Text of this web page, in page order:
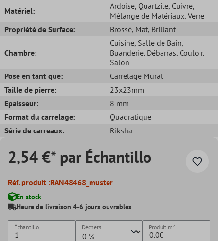
Matériel:
Ardoise, Quartzite, Cuivre,
Mélange de Matériaux, Verre
Propriété de Surface:
Brossé, Mat, Brillant
Chambre:
Cuisine, Salle de Bain,
Buanderie, Débarras, Couloir,
Salon
Pose en tant que:
Carrelage Mural
Taille de pierre:
23x23mm
Epaisseur:
8 mm
Format du carrelage:
Quadratique
Série de carreaux:
Riksha
2,54 €* par Échantillo
Réf. produit :RAN48468_muster
En stock
Heure de livraison 4-6 jours ouvrables
Échantillo Déchets Produit m²